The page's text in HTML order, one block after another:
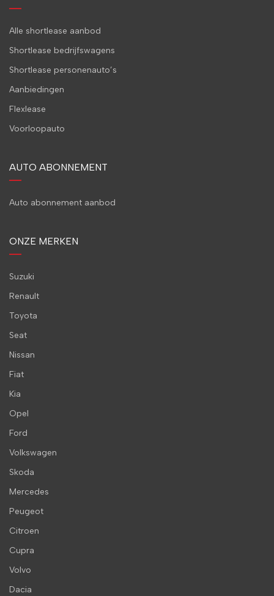
Alle shortlease aanbod
Shortlease bedrijfswagens
Shortlease personenauto’s
Aanbiedingen
Flexlease
Voorloopauto
AUTO ABONNEMENT
Auto abonnement aanbod
ONZE MERKEN
Suzuki
Renault
Toyota
Seat
Nissan
Fiat
Kia
Opel
Ford
Volkswagen
Skoda
Mercedes
Peugeot
Citroen
Cupra
Volvo
Dacia